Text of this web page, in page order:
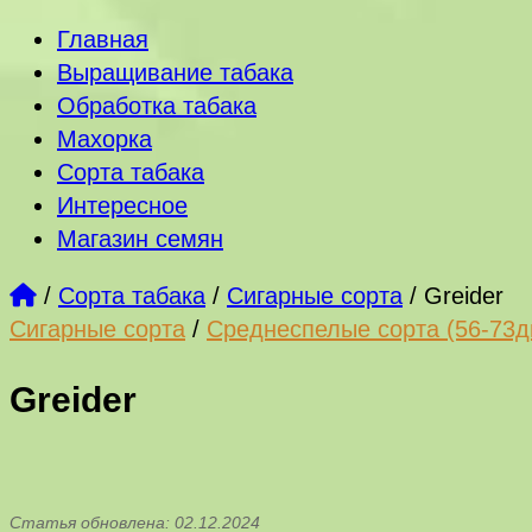
Главная
Выращивание табака
Обработка табака
Махорка
Сорта табака
Интересное
Магазин семян
/ Сорта табака / Сигарные сорта / Greider
Сигарные сорта / Среднеспелые сорта (56-
Greider
Статья обновлена: 02.12.2024